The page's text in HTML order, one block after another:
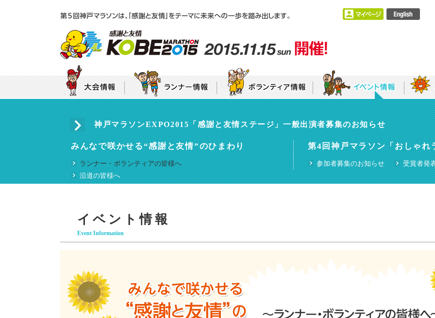
大会テーマ 大会要項 コース情報 神戸マ
プロパティ（シンボルマーク・ロゴタイプ等）の
ご使用について
プロパティ（シンボ
使用区分について
交通規制のお知らせ 選手・ゲストランナー・フレンドシップランナー
エントリー
募集要項
エントリー・申込方法のご案内
年代別チャレンジ枠
神戸マラソン初出場枠
集まれっ！キラキラママランナー
〜子育てファミリー応援企画〜
フレンドシップバンク
宿泊案内
ランナーズパーク
HASHIRIKATA教室
オフィシャルランニングク
ランニングクリニック（アシックスストア）
レ
ランクリカレッジ in 神戸学院大学
神戸市立中央
神戸マラソン5つのマナー
団体ボランティア募集要項 個人ボランティア募集要項
神戸マラソンEXPO2015「感謝と友情ステージ」一般出演者募集のお知らせ
みんなで咲かせる“感謝と友情”のひまわり
ランナー・ボランティアの皆様へ
沿道の皆様へ
第4回神戸マラソン「おしゃれ
参加者募集のお知らせ 受賞者発
イベント情報
Event Information